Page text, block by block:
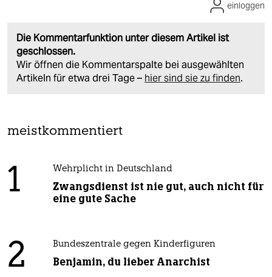
Die Kommentarfunktion unter diesem Artikel ist
geschlossen.
Wir öffnen die Kommentarspalte bei ausgewählten
Artikeln für etwa drei Tage – hier sind sie zu finden.
einloggen
meistkommentiert
1 Wehrplicht in Deutschland
Zwangsdienst ist nie gut, auch nicht für
eine gute Sache
2 Bundeszentrale gegen Kinderfiguren
Benjamin, du lieber Anarchist